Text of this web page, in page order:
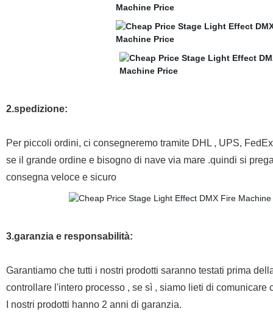
2.spedizione:
Per piccoli ordini, ci consegneremo tramite DHL , UPS,
se il grande ordine e bisogno di nave via mare .quindi si
consegna veloce e sicuro
3.garanzia e responsabilità:
Garantiamo che tutti i nostri prodotti saranno testati prima
controllare l'intero processo , se sì , siamo lieti di comunicare
I nostri prodotti hanno 2 anni di garanzia.